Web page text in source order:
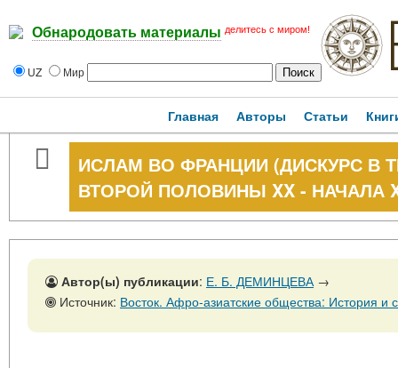
Обнародовать материалы делитесь с миром!
UZ Мир
Главная Авторы Статьи
ИСЛАМ ВО ФРАНЦИИ (ДИСКУРС В
ВТОРОЙ ПОЛОВИНЫ XX - НАЧАЛА
Автор(ы) публикации: Е. Б. ДЕМИНЦЕВА→
Источник: Восток. Афро-азиатские общества: История и современность, № 1, 28